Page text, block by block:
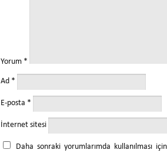
Yorum *
Ad *
E-posta *
İnternet sitesi
Daha sonraki yorumlarımda kullanılması